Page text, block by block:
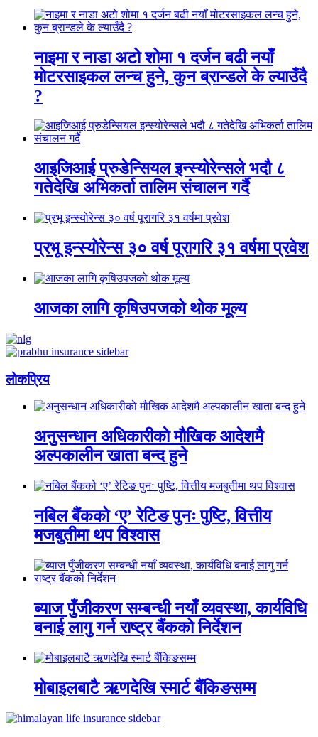
नाइमा र नाडा अटो शोमा १ दर्जन बढी नयाँ
मोटरसाइकल लन्च हुने, कुन ब्रान्डले के ल्याउँदै
?
आइजिआई प्रुडेन्सियल इन्स्योरेन्सले भदौ ८
गतेदेखि अभिकर्ता तालिम संचालन गर्दै
प्रभू इन्स्योरेन्स ३० वर्ष पूरागरि ३१ वर्षमा प्रवेश
आजका लागि कृषिउपजको थोक मूल्य
लाेकप्रिय
अनुसन्धान अधिकारीकाे माैखिक आदेशमै
अल्पकालीन खाता बन्द हुने
नबिल बैंकको ‘ए’ रेटिङ पुनः पुष्टि, वित्तीय
मजबुतीमा थप विश्वास
ब्याज पुँजीकरण सम्बन्धी नयाँ व्यवस्था, कार्यविधि
बनाई लागु गर्न राष्ट्र बैंकको निर्देशन
मोबाइलबाटै ऋणदेखि स्मार्ट बैंकिङसम्म